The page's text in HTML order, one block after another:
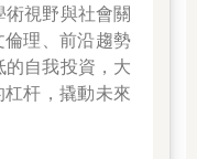
然不同的嶄新自我。
能過上「真正意義上的
心不被認同、事事想和
人生。我想把這份心願
視野與社會關
理、前沿趨勢
的自我投資，大
杆，撬動未來